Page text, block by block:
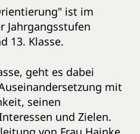
ist im
Jahrgangsstufen
13. Klasse.
geht es dabei
mit
seinen
und Zielen.